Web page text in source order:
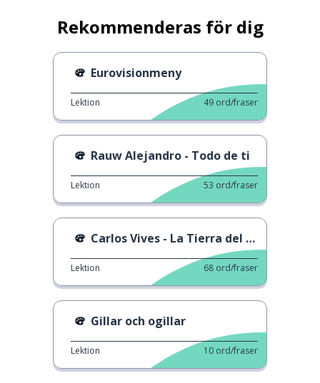
Rekommenderas för dig
Eurovisionmeny
Lektion 49 ord/fraser
Rauw Alejandro - Todo de ti
Lektion 53 ord/fraser
Carlos Vives - La Tierra del Olvido
Lektion 68 ord/fraser
Gillar och ogillar
Lektion 10 ord/fraser